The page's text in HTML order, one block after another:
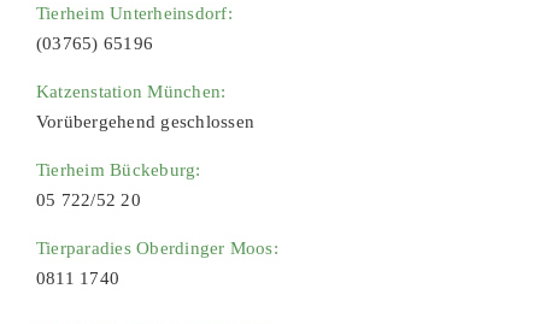
Tierheim Unterheinsdorf:
(03765) 65196
Katzenstation München:
Vorübergehend geschlossen
Tierheim Bückeburg:
05 722/52 20
Tierparadies Oberdinger Moos:
0811 1740